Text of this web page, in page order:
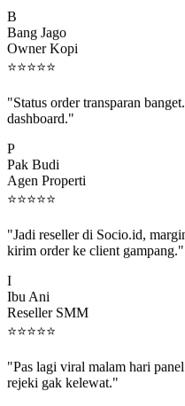
Bang Jago
Owner Kopi
⭐⭐⭐⭐ ⭐
dashboard."
Pak Budi
Agen Properti
⭐⭐⭐⭐⭐
kirim order ke client gampang."
Ibu Ani
Reseller SMM
⭐⭐⭐⭐⭐
rejeki gak kelewat."